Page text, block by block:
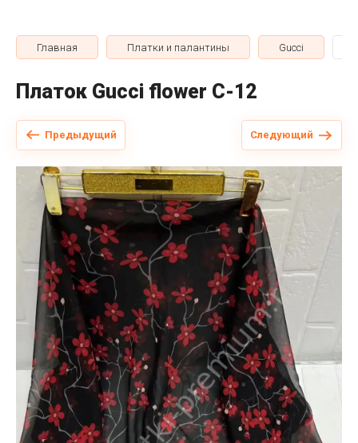
Главная Платки и палантины Gucci
Платок Gucci flower C-12
Предыдущий Следующий